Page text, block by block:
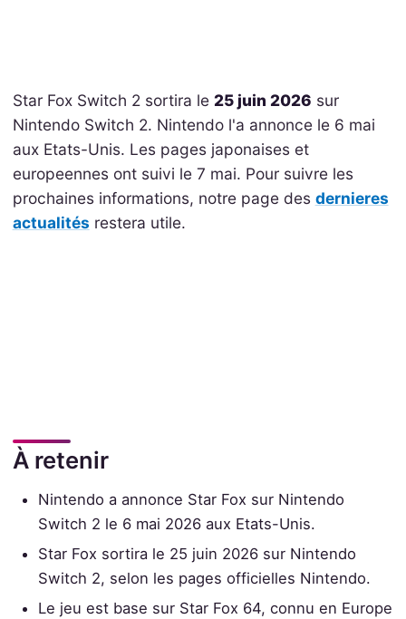
Star Fox Switch 2 sortira le 25 juin 2026 sur
Nintendo Switch 2. Nintendo l'a annonce le 6 mai
aux Etats-Unis. Les pages japonaises et
europeennes ont suivi le 7 mai. Pour suivre les
prochaines informations, notre page des dernieres
actualités restera utile.
À retenir
Nintendo a annonce Star Fox sur Nintendo
Switch 2 le 6 mai 2026 aux Etats-Unis.
Star Fox sortira le 25 juin 2026 sur Nintendo
Switch 2, selon les pages officielles Nintendo.
Le jeu est base sur Star Fox 64, connu en Europe